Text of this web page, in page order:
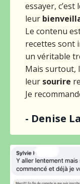
essayer, c’est
leur
Le contenu
recettes sont
un véritable
Mais surtout,
leur sourire
Je
- Denise